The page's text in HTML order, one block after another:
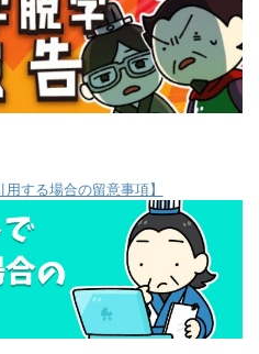
用する場合の留意事項】